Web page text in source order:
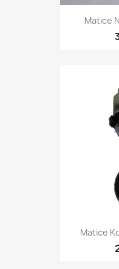
Matice
Matice